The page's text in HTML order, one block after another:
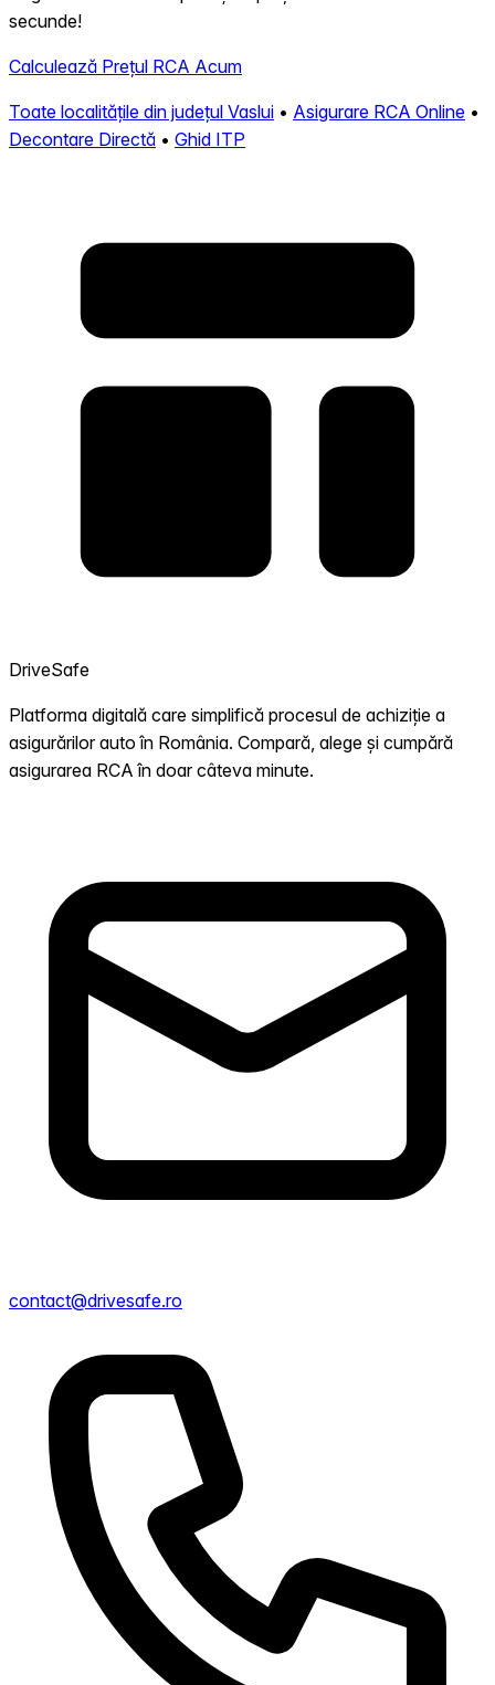
secunde!
Calculează Prețul RCA Acum
Toate localitățile din județul Vaslui • Asigurare RCA Online •
Decontare Directă • Ghid ITP
DriveSafe
Platforma digitală care simplifică procesul de achiziție a
asigurărilor auto în România. Compară, alege și cumpără
asigurarea RCA în doar câteva minute.
contact@drivesafe.ro